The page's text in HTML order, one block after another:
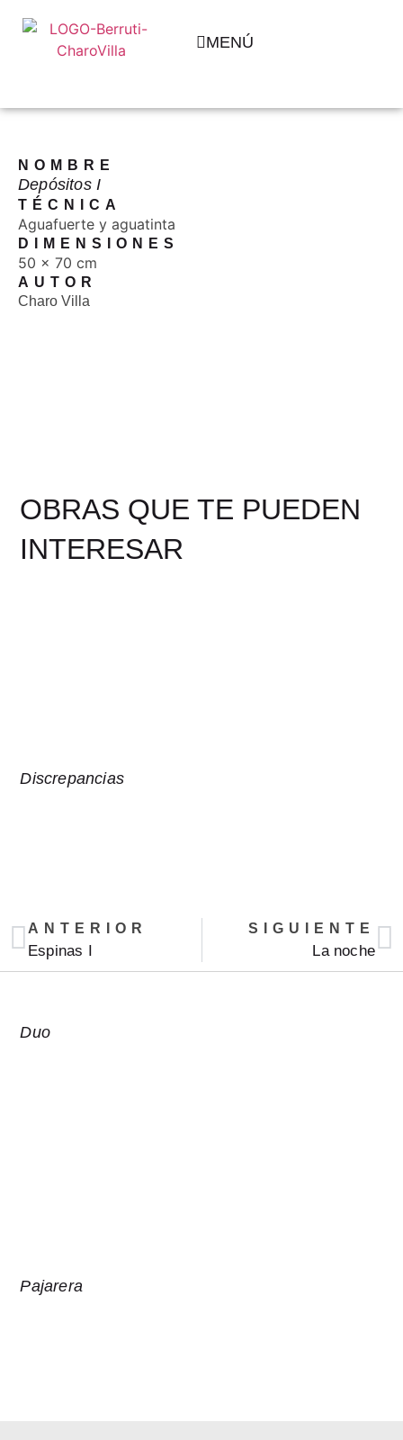
MENÚ
NOMBRE
Depósitos I
TÉCNICA
Aguafuerte y aguatinta
DIMENSIONES
50 x 70 cm
AUTOR
Charo Villa
OBRAS QUE TE PUEDEN
INTERESAR
Discrepancias
Duo
Pajarera
ANTERIOR
Espinas I
SIGUIENTE
La noche